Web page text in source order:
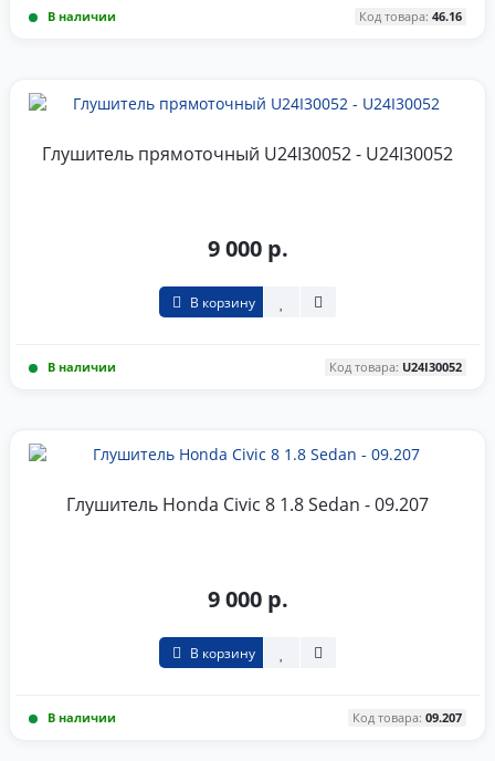
В наличии Код товара: 46.16
Глушитель прямоточный U24I30052 - U24I30052
9 000 р.
В корзину
В наличии Код товара: U24I30052
Глушитель Honda Civic 8 1.8 Sedan - 09.207
9 000 р.
В корзину
В наличии Код товара: 09.207